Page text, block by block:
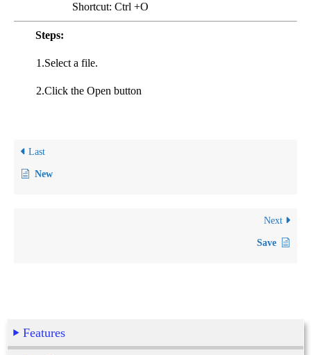
Features
Shortcut: Ctrl +O
Steps:
1.Select a file.
2.Click the Open button
Last
New
Next
Save